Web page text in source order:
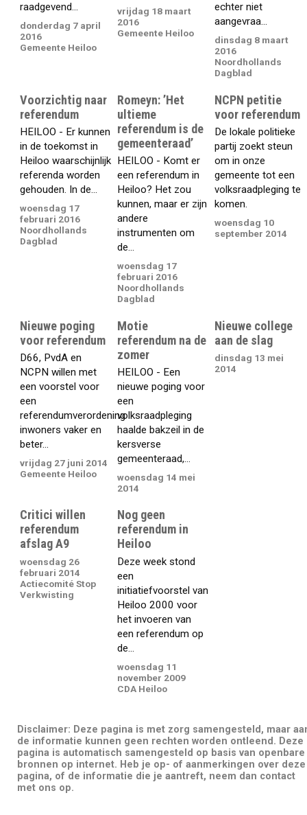
raadgevend...
donderdag 7 april
2016
Gemeente Heiloo
vrijdag 18 maart
2016
Gemeente Heiloo
echter niet
aangevraa...
dinsdag 8 maart
2016
Noordhollands
Dagblad
Voorzichtig naar
referendum
HEILOO - Er kunnen
in de toekomst in
Heiloo waarschijnlijk
referenda worden
gehouden. In de...
woensdag 17
februari 2016
Noordhollands
Dagblad
Romeyn: ’Het
ultieme
referendum is de
gemeenteraad’
HEILOO - Komt er
een referendum in
Heiloo? Het zou
kunnen, maar er zijn
andere
instrumenten om
de...
woensdag 17
februari 2016
Noordhollands
Dagblad
NCPN petitie
voor referendum
De lokale politieke
partij zoekt steun
om in onze
gemeente tot een
volksraadpleging te
komen.
woensdag 10
september 2014
Nieuwe poging
voor referendum
D66, PvdA en
NCPN willen met
een voorstel voor
een
referendumverordening
inwoners vaker en
beter...
vrijdag 27 juni 2014
Gemeente Heiloo
Motie
referendum na de
zomer
HEILOO - Een
nieuwe poging voor
een
volksraadpleging
haalde bakzeil in de
kersverse
gemeenteraad,...
woensdag 14 mei
2014
Nieuwe college
aan de slag
dinsdag 13 mei
2014
Critici willen
referendum
afslag A9
woensdag 26
februari 2014
Actiecomité Stop
Verkwisting
Nog geen
referendum in
Heiloo
Deze week stond
een
initiatiefvoorstel van
Heiloo 2000 voor
het invoeren van
een referendum op
de...
woensdag 11
november 2009
CDA Heiloo
Disclaimer: Deze pagina is met zorg samengesteld, maar
de informatie kunnen geen rechten worden ontleend. Deze
pagina is automatisch samengesteld op basis van openbare
bronnen op internet. Heb je op- of aanmerkingen over deze
pagina, of de informatie die je aantreft, neem dan contact
met ons op.